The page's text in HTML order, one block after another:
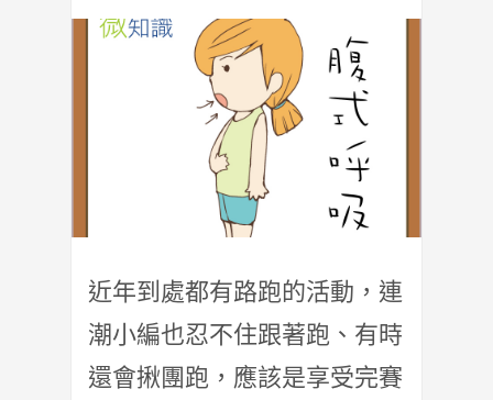
近年到處都有路跑的活動，連
潮小編也忍不住跟著跑、有時
還會揪團跑，應該是享受完賽